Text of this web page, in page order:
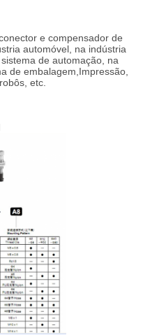
e compensador de
automóvel, na indústria
de automação, na
de embalagem,Impressão,
etc.